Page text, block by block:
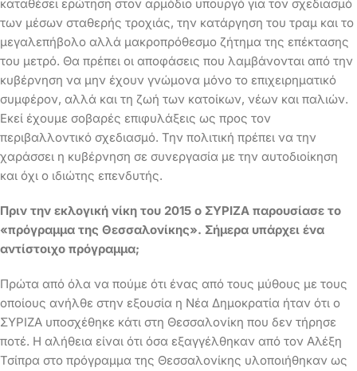
καταθέσει ερώτηση στον αρμόδιο υπουργό για τον σχεδιασμό
των μέσων σταθερής τροχιάς, την κατάργηση του τραμ και το
μεγαλεπήβολο αλλά μακροπρόθεσμο ζήτημα της επέκτασης
του μετρό. Θα πρέπει οι αποφάσεις που λαμβάνονται από την
κυβέρνηση να μην έχουν γνώμονα μόνο το επιχειρηματικό
συμφέρον, αλλά και τη ζωή των κατοίκων, νέων και παλιών.
Εκεί έχουμε σοβαρές επιφυλάξεις ως προς τον
περιβαλλοντικό σχεδιασμό. Την πολιτική πρέπει να την
χαράσσει η κυβέρνηση σε συνεργασία με την αυτοδιοίκηση
και όχι ο ιδιώτης επενδυτής.
Πριν την εκλογική νίκη του 2015 ο ΣΥΡΙΖΑ παρουσίασε το
«πρόγραμμα της Θεσσαλονίκης». Σήμερα υπάρχει ένα
αντίστοιχο πρόγραμμα;
Πρώτα από όλα να πούμε ότι ένας από τους μύθους με τους
οποίους ανήλθε στην εξουσία η Νέα Δημοκρατία ήταν ότι ο
ΣΥΡΙΖΑ υποσχέθηκε κάτι στη Θεσσαλονίκη που δεν τήρησε
ποτέ. Η αλήθεια είναι ότι όσα εξαγγέλθηκαν από τον Αλέξη
Τσίπρα στο πρόγραμμα της Θεσσαλονίκης υλοποιήθηκαν ως